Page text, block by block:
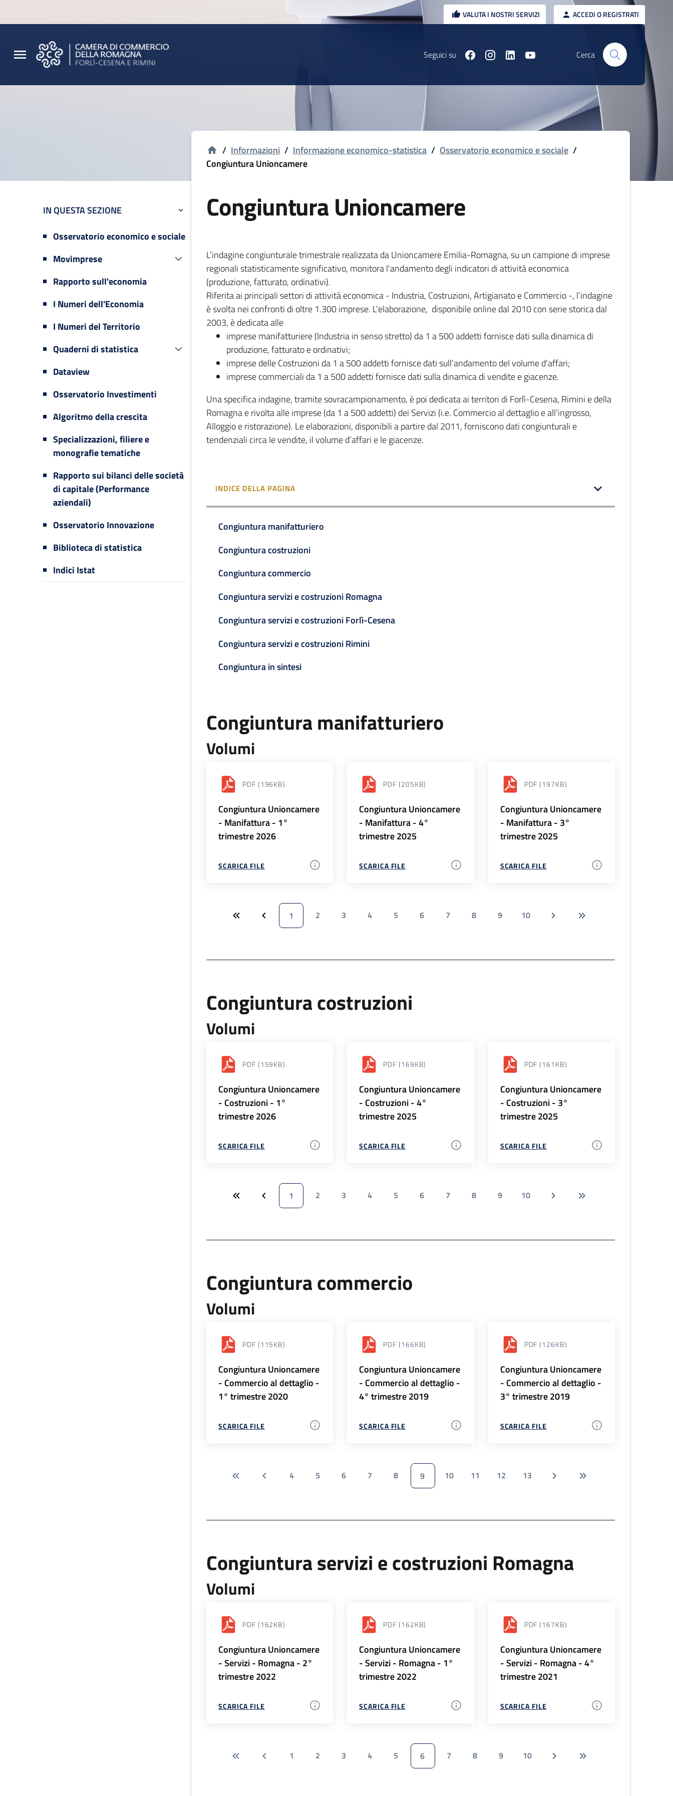
VALUTA I NOSTRI SERVIZI ACCEDI O REGISTRATI
Seguici su Cerca
IN QUESTA SEZIONE
Osservatorio economico e sociale
Movimprese
Rapporto sull'economia
I Numeri dell'Economia
I Numeri del Territorio
Quaderni di statistica
Dataview
Osservatorio Investimenti
Algoritmo della crescita
Specializzazioni, filiere e
monografie tematiche
Rapporto sui bilanci delle società
di capitale (Performance
aziendali)
Osservatorio Innovazione
Biblioteca di statistica
Indici Istat
/ Informazioni / Informazione economico-statistica / Osservatorio economico e sociale /
Congiuntura Unioncamere
Congiuntura Unioncamere
L’indagine congiunturale trimestrale realizzata da Unioncamere Emilia-Romagna, su un campione di imprese
regionali statisticamente significativo, monitora l'andamento degli indicatori di attività economica
(produzione, fatturato, ordinativi).
Riferita ai principali settori di attività economica - Industria, Costruzioni, Artigianato e Commercio -, l’indagine
è svolta nei confronti di oltre 1.300 imprese. L'elaborazione, disponibile online dal 2010 con serie storica dal
2003, è dedicata alle
imprese manifatturiere (Industria in senso stretto) da 1 a 500 addetti fornisce dati sulla dinamica di
produzione, fatturato e ordinativi;
imprese delle Costruzioni da 1 a 500 addetti fornisce dati sull'andamento del volume d'affari;
imprese commerciali da 1 a 500 addetti fornisce dati sulla dinamica di vendite e giacenze.
Una specifica indagine, tramite sovracampionamento, è poi dedicata ai territori di Forlì-Cesena, Rimini e della
Romagna e rivolta alle imprese (da 1 a 500 addetti) dei Servizi (i.e. Commercio al dettaglio e all’ingrosso,
Alloggio e ristorazione). Le elaborazioni, disponibili a partire dal 2011, forniscono dati congiunturali e
tendenziali circa le vendite, il volume d’affari e le giacenze.
INDICE DELLA PAGINA
Congiuntura manifatturiero
Congiuntura costruzioni
Congiuntura commercio
Congiuntura servizi e costruzioni Romagna
Congiuntura servizi e costruzioni Forlì-Cesena
Congiuntura servizi e costruzioni Rimini
Congiuntura in sintesi
Congiuntura manifatturiero
Volumi
PDF (196KB)
Congiuntura Unioncamere
- Manifattura - 1°
trimestre 2026
SCARICA FILE
PDF (205KB)
Congiuntura Unioncamere
- Manifattura - 4°
trimestre 2025
SCARICA FILE
PDF (197KB)
Congiuntura Unioncamere
- Manifattura - 3°
trimestre 2025
SCARICA FILE
1 2 3 4 5 6 7 8 9 10
Congiuntura costruzioni
Volumi
PDF (159KB)
Congiuntura Unioncamere
- Costruzioni - 1°
trimestre 2026
SCARICA FILE
PDF (169KB)
Congiuntura Unioncamere
- Costruzioni - 4°
trimestre 2025
SCARICA FILE
PDF (161KB)
Congiuntura Unioncamere
- Costruzioni - 3°
trimestre 2025
SCARICA FILE
1 2 3 4 5 6 7 8 9 10
Congiuntura commercio
Volumi
PDF (115KB)
Congiuntura Unioncamere
- Commercio al dettaglio -
1° trimestre 2020
SCARICA FILE
PDF (166KB)
Congiuntura Unioncamere
- Commercio al dettaglio -
4° trimestre 2019
SCARICA FILE
PDF (126KB)
Congiuntura Unioncamere
- Commercio al dettaglio -
3° trimestre 2019
SCARICA FILE
4 5 6 7 8 9 10 11 12 13
Congiuntura servizi e costruzioni Romagna
Volumi
PDF (162KB)
Congiuntura Unioncamere
- Servizi - Romagna - 2°
trimestre 2022
SCARICA FILE
PDF (162KB)
Congiuntura Unioncamere
- Servizi - Romagna - 1°
trimestre 2022
SCARICA FILE
PDF (167KB)
Congiuntura Unioncamere
- Servizi - Romagna - 4°
trimestre 2021
SCARICA FILE
1 2 3 4 5 6 7 8 9 10